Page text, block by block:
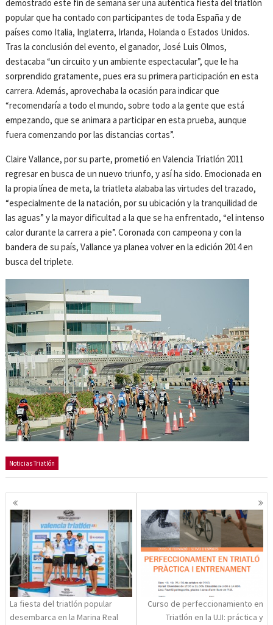
demostrado este fin de semana ser una auténtica fiesta del triatlón
popular que ha contado con participantes de toda España y de
países como Italia, Inglaterra, Irlanda, Holanda o Estados Unidos.
Tras la conclusión del evento, el ganador, José Luis Olmos,
destacaba “un circuito y un ambiente espectacular”, que le ha
sorprendido gratamente, pues era su primera participación en esta
carrera. Además, aprovechaba la ocasión para indicar que
“recomendaría a todo el mundo, sobre todo a la gente que está
empezando, que se animara a participar en esta prueba, aunque
fuera comenzando por las distancias cortas”.
Claire Vallance, por su parte, prometió en Valencia Triatlón 2011
regresar en busca de un nuevo triunfo, y así ha sido. Emocionada en
la propia línea de meta, la triatleta alababa las virtudes del trazado,
“especialmente de la natación, por su ubicación y la tranquilidad de
las aguas” y la mayor dificultad a la que se ha enfrentado, “el intenso
calor durante la carrera a pie”. Coronada con campeona y con la
bandera de su país, Vallance ya planea volver en la edición 2014 en
busca del triplete.
Noticias Triatlón
Navegación
de
entradas
La fiesta del triatlón popular
desembarca en la Marina Real
Curso de perfeccionamiento en
Triatlón en la UJI: práctica y